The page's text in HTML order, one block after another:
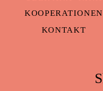
KOOPERATIONEN
KONTAKT